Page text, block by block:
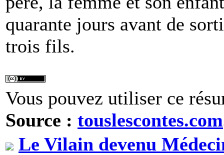
quarante jours avant de
trois fils.
Vous pouvez utiliser ce
Source : touslescontes.com
Le Vilain devenu